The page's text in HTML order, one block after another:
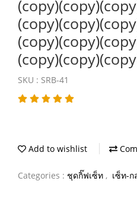
SKU : SRB-41
Add to wishlist
Categories : ชุดกิ๊ฟเซ็ท , เซ็ท-ก